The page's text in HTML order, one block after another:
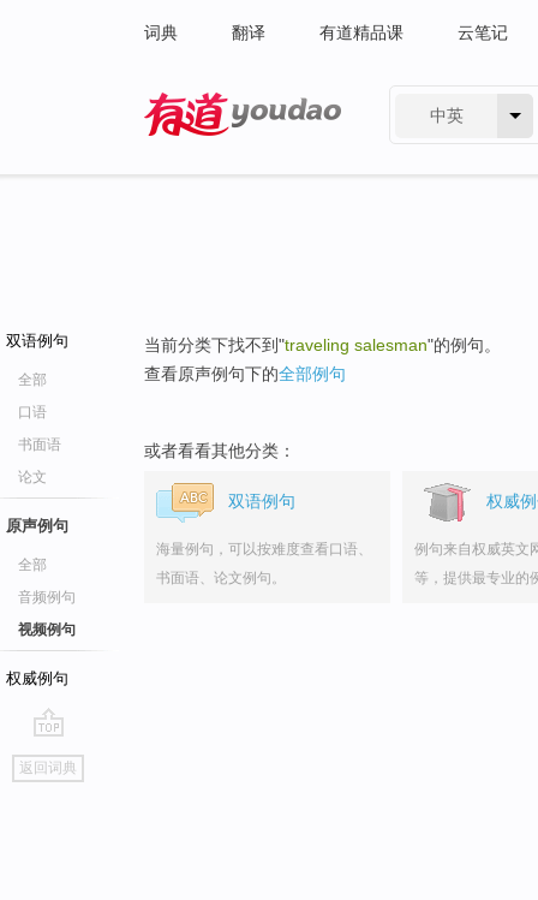
词典 翻译 有道精品课 云笔记
中英
双语例句
全部
口语
书面语
论文
原声例句
全部
音频例句
视频例句
权威例句
go
top
返回词典
当前分类下找不到"traveling salesman"的例句。
查看原声例句下的全部例句
或者看看其他分类：
双语例句
海量例句，可以按难度查看口语、
书面语、论文例句。
权威
例句来自权威英文
等，提供最专业的